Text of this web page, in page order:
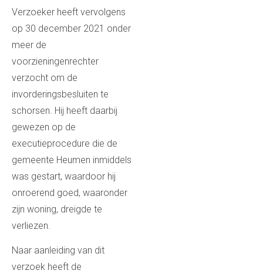
Verzoeker heeft vervolgens
op 30 december 2021 onder
meer de
voorzieningenrechter
verzocht om de
invorderingsbesluiten te
schorsen. Hij heeft daarbij
gewezen op de
executieprocedure die de
gemeente Heumen inmiddels
was gestart, waardoor hij
onroerend goed, waaronder
zijn woning, dreigde te
verliezen.
Naar aanleiding van dit
verzoek heeft de